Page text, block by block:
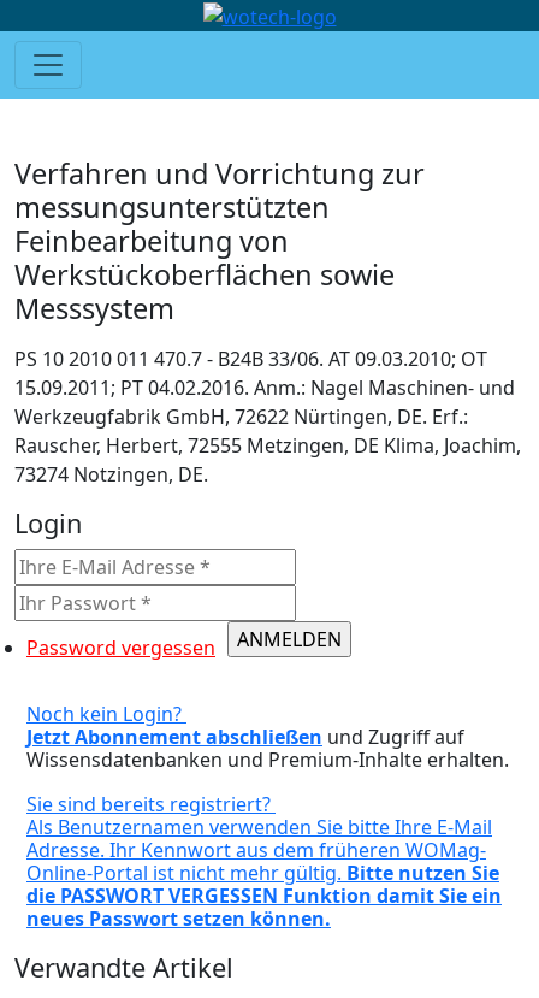
Verfahren und Vorrichtung zur
messungsunterstützten
Feinbearbeitung von
Werkstückoberflächen sowie
Messsystem
PS 10 2010 011 470.7 - B24B 33/06. AT 09.03.2010; OT
15.09.2011; PT 04.02.2016. Anm.: Nagel Maschinen- und
Werkzeugfabrik GmbH, 72622 Nürtingen, DE. Erf.:
Rauscher, Herbert, 72555 Metzingen, DE Klima, Joachim,
73274 Notzingen, DE.
Login
Password vergessen
Noch kein Login?
Jetzt Abonnement abschließen
Wissensdatenbanken und Premium-Inhalte erhalten.
Sie sind bereits registriert?
Als Benutzernamen verwenden Sie bitte Ihre E-Mail
Adresse. Ihr Kennwort aus dem früheren WOMag-
Online-Portal ist nicht mehr gültig. Bitte nutzen Sie
die PASSWORT VERGESSEN Funktion damit Sie ein
neues Passwort setzen können.
Verwandte Artikel